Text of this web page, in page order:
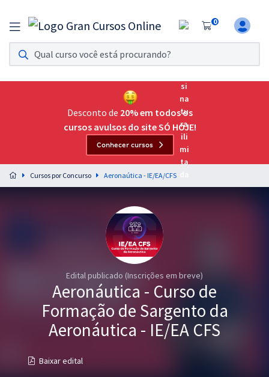
0
Assinatura Ilimitada 11
Acesso a todos os cursos. Teste grátis por 7 dias!
Assinatura OAB Até Passar
Acesso ilimitado a toda preparação para o Exame da
Preparação completa e intensiva para as principais
residências em saúde do Brasil
Graduação
Mentorias
Desconto de 20% em todos os
cursos avulsos do site SÓ HOJE!
Conhecer cursos
Cursos por Concurso Aeronaútica - IE/EA/CFS
Edital publicado (Inscrições em breve)
Aeronáutica - Curso de
Formação de Sargento da
Aeronáutica - IE/EA CFS
Baixar edital